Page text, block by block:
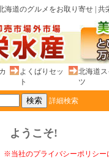
海道のグルメをお取り寄せ | 共
よくばりセッ
ト
北海道ス
ツ
詳細検索
ようこそ!
※当社のプライバシーポリシー